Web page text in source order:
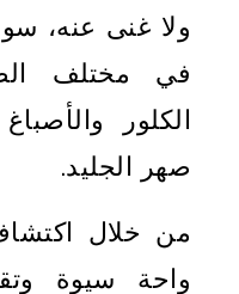
ولا غنى عنه،
في مختلف
الكلور
صهر الجليد.
من خلال
واحة سيوة